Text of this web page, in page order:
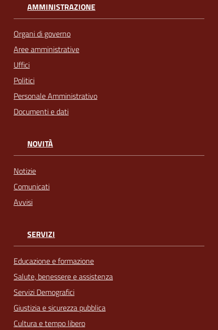
AMMINISTRAZIONE
Organi di governo
Aree amministrative
Uffici
Politici
Personale Amministrativo
Documenti e dati
NOVITÀ
Notizie
Comunicati
Avvisi
SERVIZI
Educazione e formazione
Salute, benessere e assistenza
Servizi Demografici
Giustizia e sicurezza pubblica
Cultura e tempo libero